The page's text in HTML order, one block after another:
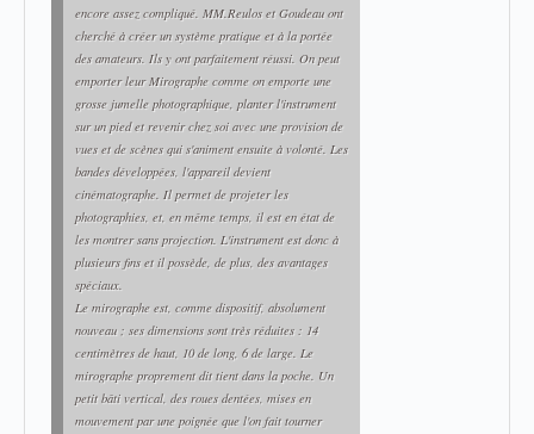
encore assez compliqué. MM.Reulos et Goudeau ont
cherché à créer un système pratique et à la portée
des amateurs. Ils y ont parfaitement réussi. On peut
emporter leurMirographe comme on emporte une
grosse jumelle photographique, planter l'instrument
sur un pied et revenir chez soi avec une provision de
vues et de scènes qui s'animent ensuite à volonté. Les
bandes développées, l'appareil devient
cinématographe. Il permet de projeter les
photographies, et, en même temps, il est en état de
les montrer sans projection. L'instrument est donc à
plusieurs fins et il possède, de plus, des avantages
spéciaux.
Le mirographe est, comme dispositif, absolument
nouveau ; ses dimensions sont très réduites : 14
centimètres de haut, 10 de long, 6 de large. Le
mirographe proprement dit tient dans la poche. Un
petit bâti vertical, des roues dentées, mises en
mouvement par une poignée que l'on fait tourner